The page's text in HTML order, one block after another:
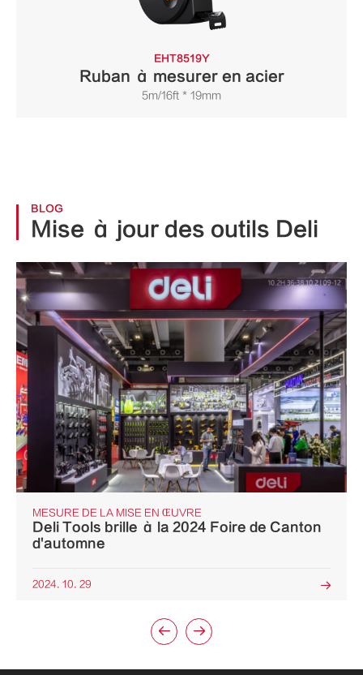
EHT8519Y
Ruban à mesurer en acier
5m/16ft * 19mm
BLOG
Mise à jour des outils Deli
MESURE DE LA MISE EN ŒUVRE
Deli Tools brille à la 2024 Foire de Canton
d'automne
2024. 10. 29 
 